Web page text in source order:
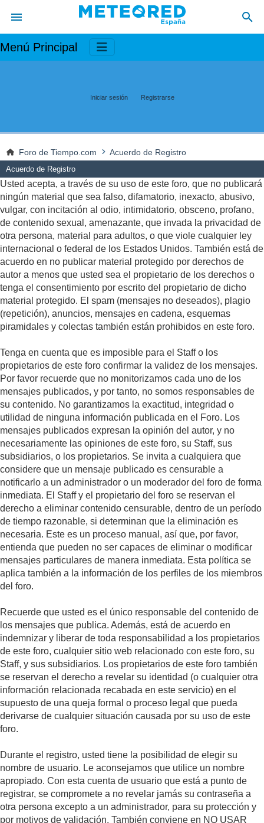
Menú Principal
Iniciar sesión Registrarse
Foro de Tiempo.com Acuerdo de Registro
Acuerdo de Registro
Usted acepta, a través de su uso de este foro, que no publicará
ningún material que sea falso, difamatorio, inexacto, abusivo,
vulgar, con incitación al odio, intimidatorio, obsceno, profano,
de contenido sexual, amenazante, que invada la privacidad de
otra persona, material para adultos, o que viole cualquier ley
internacional o federal de los Estados Unidos. También está de
acuerdo en no publicar material protegido por derechos de
autor a menos que usted sea el propietario de los derechos o
tenga el consentimiento por escrito del propietario de dicho
material protegido. El spam (mensajes no deseados), plagio
(repetición), anuncios, mensajes en cadena, esquemas
piramidales y colectas también están prohibidos en este foro.
Tenga en cuenta que es imposible para el Staff o los
propietarios de este foro confirmar la validez de los mensajes.
Por favor recuerde que no monitorizamos cada uno de los
mensajes publicados, y por tanto, no somos responsables de
su contenido. No garantizamos la exactitud, integridad o
utilidad de ninguna información publicada en el Foro. Los
mensajes publicados expresan la opinión del autor, y no
necesariamente las opiniones de este foro, su Staff, sus
subsidiarios, o los propietarios. Se invita a cualquiera que
considere que un mensaje publicado es censurable a
notificarlo a un administrador o un moderador del foro de forma
inmediata. El Staff y el propietario del foro se reservan el
derecho a eliminar contenido censurable, dentro de un período
de tiempo razonable, si determinan que la eliminación es
necesaria. Este es un proceso manual, así que, por favor,
entienda que pueden no ser capaces de eliminar o modificar
mensajes particulares de manera inmediata. Esta política se
aplica también a la información de los perfiles de los miembros
del foro.
Recuerde que usted es el único responsable del contenido de
los mensajes que publica. Además, está de acuerdo en
indemnizar y liberar de toda responsabilidad a los propietarios
de este foro, cualquier sitio web relacionado con este foro, su
Staff, y sus subsidiarios. Los propietarios de este foro también
se reservan el derecho a revelar su identidad (o cualquier otra
información relacionada recabada en este servicio) en el
supuesto de una queja formal o proceso legal que pueda
derivarse de cualquier situación causada por su uso de este
foro.
Durante el registro, usted tiene la posibilidad de elegir su
nombre de usuario. Le aconsejamos que utilice un nombre
apropiado. Con esta cuenta de usuario que está a punto de
registrar, se compromete a no revelar jamás su contraseña a
otra persona excepto a un administrador, para su protección y
por motivos de validación. También conviene en NO USAR